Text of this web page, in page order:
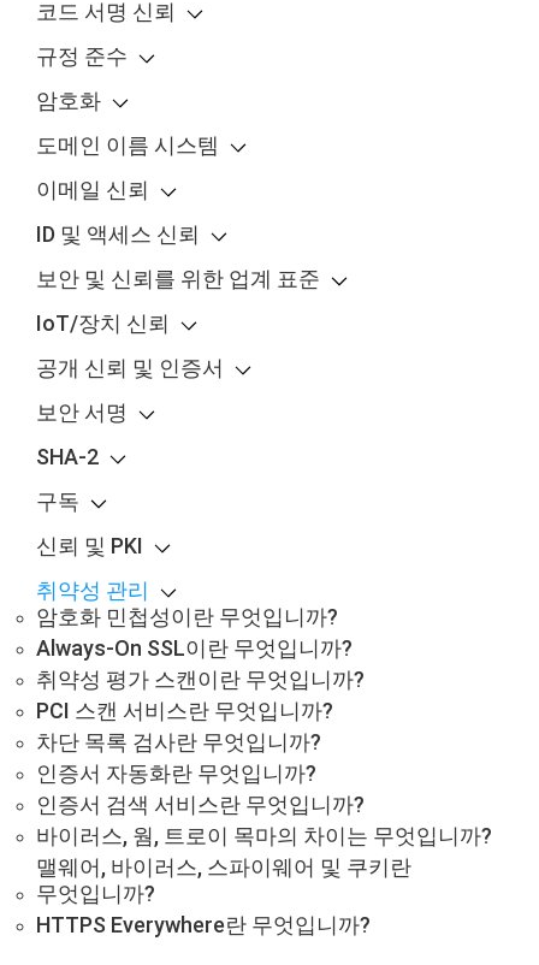
코드 서명 신뢰
규정 준수
암호화
도메인 이름 시스템
이메일 신뢰
ID 및 액세스 신뢰
보안 및 신뢰를 위한 업계 표준
IoT/장치 신뢰
공개 신뢰 및 인증서
보안 서명
SHA-2
구독
신뢰 및 PKI
취약성 관리
암호화 민첩성이란 무엇입니까?
Always-On SSL이란 무엇입니까?
취약성 평가 스캔이란 무엇입니까?
PCI 스캔 서비스란 무엇입니까?
차단 목록 검사란 무엇입니까?
인증서 자동화란 무엇입니까?
인증서 검색 서비스란 무엇입니까?
바이러스, 웜, 트로이 목마의 차이는 무엇입니까?
맬웨어, 바이러스, 스파이웨어 및 쿠키란
무엇입니까?
HTTPS Everywhere란 무엇입니까?